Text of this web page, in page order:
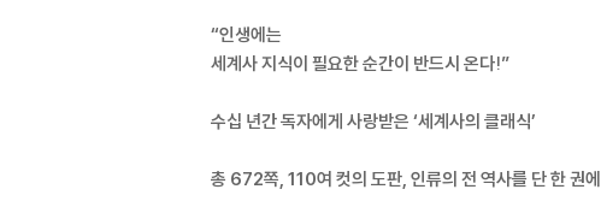
“인생에는
세계사 지식이 필요한 순간이 반드시 온다!”
수십 년간 독자에게 사랑받은 ‘세계사의 클래식’
총 672쪽, 110여 컷의 도판, 인류의 전 역사를 단 한 권에